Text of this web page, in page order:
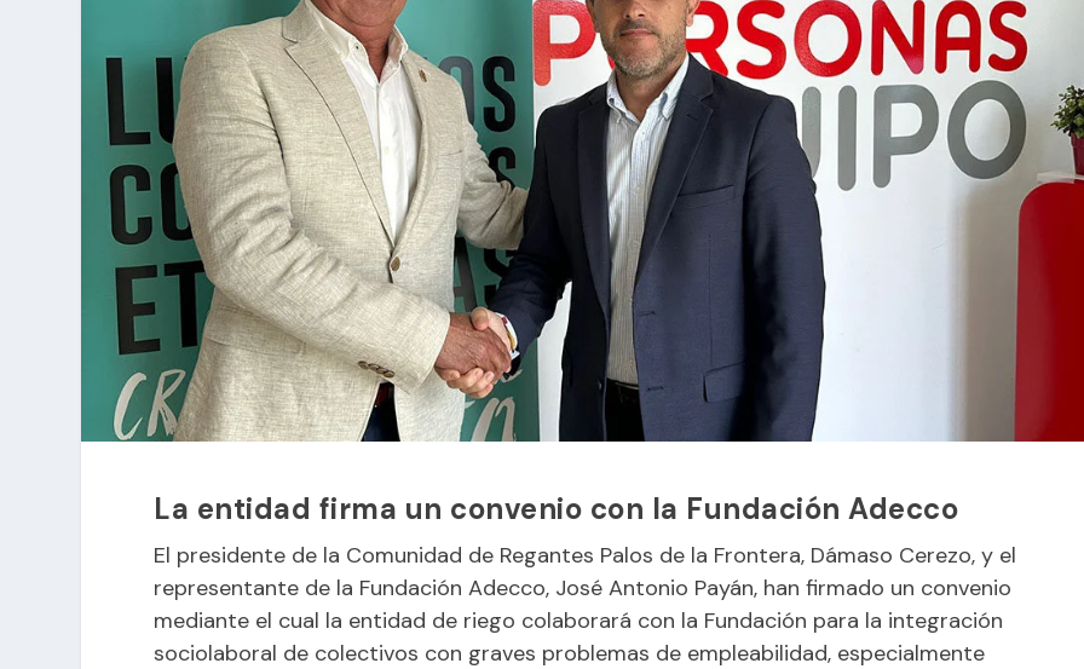
La entidad firma un convenio con la Fundación Adecco
El presidente de la Comunidad de Regantes Palos de la Frontera, Dámaso Cerezo, y el
representante de la Fundación Adecco, José Antonio Payán, han firmado un convenio
mediante el cual la entidad de riego colaborará con la Fundación para la integración
sociolaboral de colectivos con graves problemas de empleabilidad, especialmente